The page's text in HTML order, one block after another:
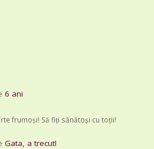
6 ani
frumoși! Să fiți sănătoși cu toții!
Gata, a trecut!